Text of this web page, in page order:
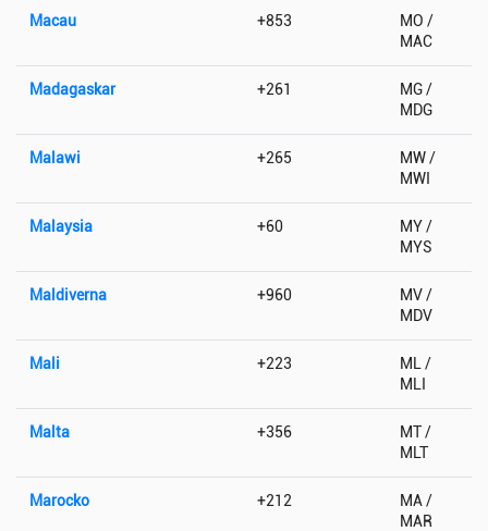
Macau +853
MO /
MAC
Madagaskar +261
MG /
MDG
Malawi +265
MW /
MWI
Malaysia +60
MY /
MYS
Maldiverna +960
MV /
MDV
Mali +223
ML /
MLI
Malta +356
MT /
MLT
Marocko +212
MA /
MAR